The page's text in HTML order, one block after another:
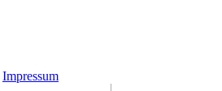
Impressum